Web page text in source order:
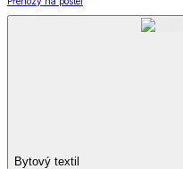
Bytový textil